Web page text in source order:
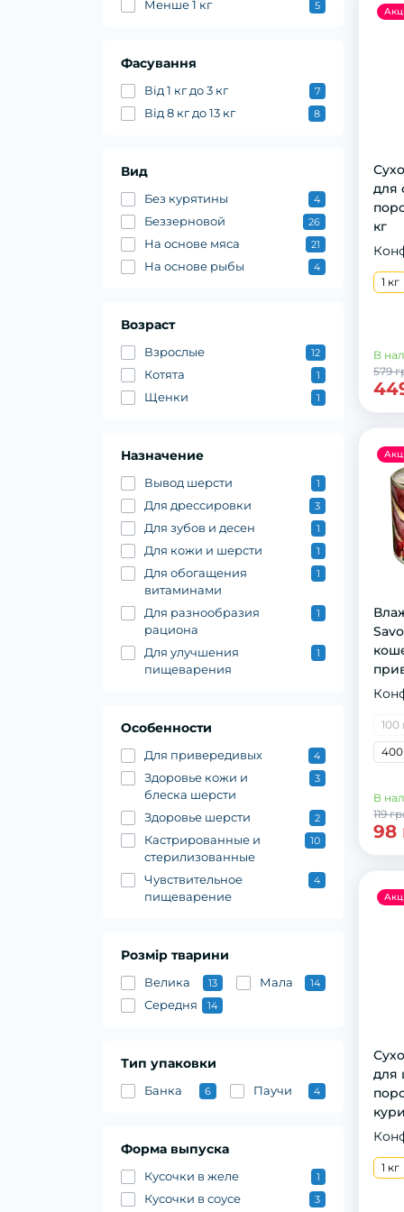
Менше 1 кг 5
Фасування
Від 1 кг до 3 кг 7
Від 8 кг до 13 кг 8
Вид
Без курятины 4
Беззерновой 26
На основе мяса 21
На основе рыбы 4
Возраст
Взрослые 12
Котята 1
Щенки 1
Назначение
Вывод шерсти 1
Для дрессировки 3
Для зубов и десен 1
Для кожи и шерсти 1
Для обогащения
витаминами
1
Для разнообразия
рациона
1
Для улучшения
пищеварения
1
Особенности
Для привередивых 4
Здоровье кожи и
блеска шерсти
3
Здоровье шерсти 2
Кастрированные и
стерилизованные
10
Чувствительное
пищеварение
4
Розмір тварини
Велика 13 Мала 14
Середня 14
Тип упаковки
Банка 6 Паучи 4
Форма выпуска
Кусочки в желе 1
Кусочки в соусе 3
для
кг
1 кг
В
579
100
400
В
119
98
для
1 кг